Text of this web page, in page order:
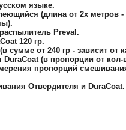
языке.
(длина от 2х метров -
Preval.
120 гр.
сумме от 240 гр - зависит
DuraCoat (в пропорции от кол-
пропорций
Отвердителя и DuraCoat.